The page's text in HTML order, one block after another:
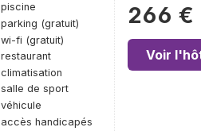
piscine
parking (gratuit)
wi-fi (gratuit)
restaurant
climatisation
salle de sport
véhicule
accès handicapés
266 €
Voir